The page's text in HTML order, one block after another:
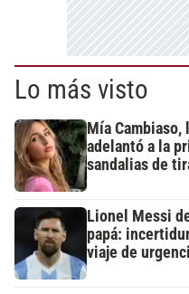
Lo más visto
Mía Cambiaso,
adelantó a la
sandalias de
Lionel Messi
papá:
viaje de